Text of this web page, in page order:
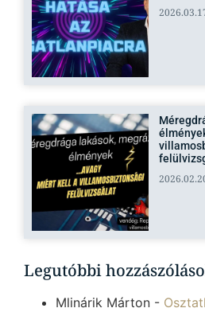
Legutóbbi
Mlinárik Márton -